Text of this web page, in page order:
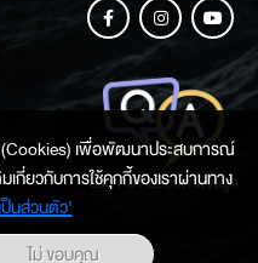
ช่องทางการสอบถามข้อมูล
(Cookies) เพื่อพัฒนาประสบการณ์
กี่ยวกับการใช้คุกกี้ของเราผ่านทาง
ป็นส่วนตัว'
ไม่ ขอบคุณ